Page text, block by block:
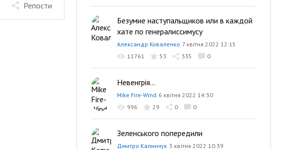
Репости
Безумие наступальщиков или в каждой
хате по генералиссимусу
Александр Коваленко 7 квітня 2022 12:15
11761
53 335 0
Невенгрія…
Mike Fire-Wind 6 квітня 2022 14:30
996
29 0 0
Зеленського попередили
Дмитро Калинчук 3 квітня 2022 10:39